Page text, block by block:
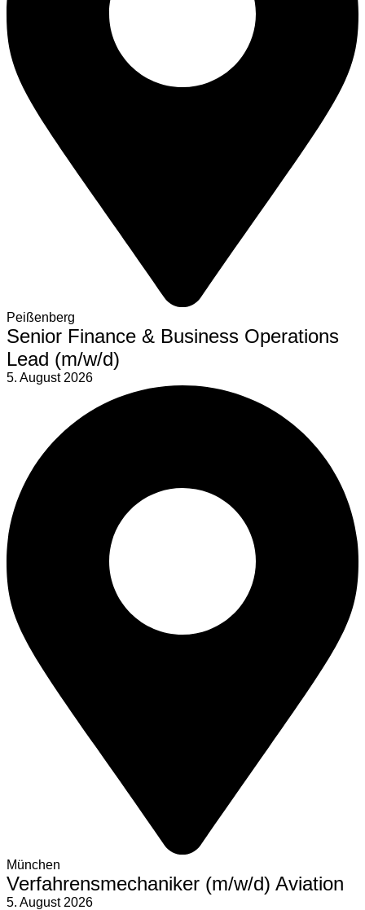
Peißenberg
Senior Finance & Business Operations
Lead (m/w/d)
5. August 2026
München
Verfahrensmechaniker (m/w/d) Aviation
5. August 2026